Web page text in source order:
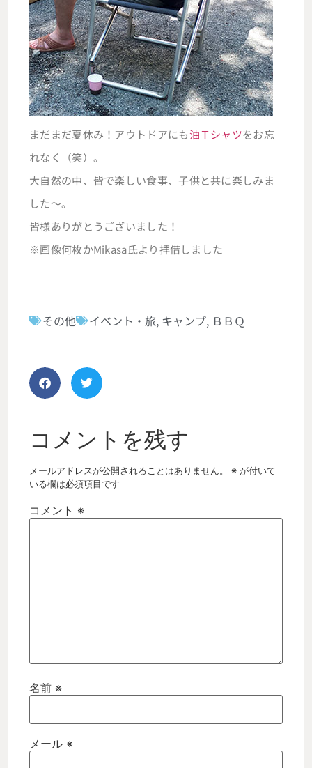
まだまだ夏休み！アウトドアにも油Ｔシャツをお忘
れなく（笑）。
大自然の中、皆で楽しい食事、子供と共に楽しみま
した～。
皆様ありがとうございました！
※画像何枚かMikasa氏より拝借しました
その他 イベント・旅, キャンプ, ＢＢＱ
コメントを残す
メールアドレスが公開されることはありません。 ※ が付いて
いる欄は必須項目です
コメント ※
名前 ※
メール ※